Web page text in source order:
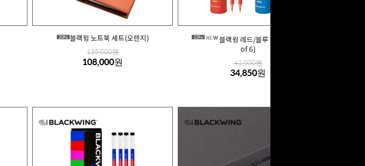
20% 블랙윙 노트북 세트(오렌지)
135,000원
108,000원
15%
블랙윙 레드/블루 색연필 (Set
of 6)
41,000원
34,850원